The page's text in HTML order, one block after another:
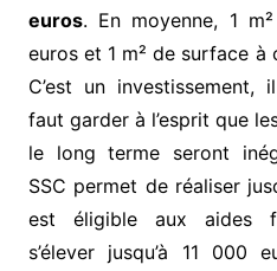
euros. En moyenne, 1
euros et 1 m² de surface à
C’est un investissement,
faut garder à l’esprit que
le long terme seront
SSC permet de réaliser
est éligible aux aides
s’élever jusqu’à 11 000